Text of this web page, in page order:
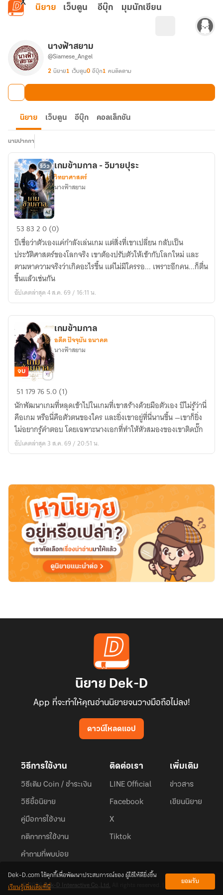
ข้ามไปยังเนื้อหาหลัก
นิยาย เว็บตูน อีบุ๊ก มุมนักเขียน
นางฟ้าสยาม
@Siamese_Angel
2 นิยาย1 เว็บตูน0 อีบุ๊ก1 คนติดตาม
นิยาย เว็บตูน อีบุ๊ก คอลเล็กชัน
นามปากกา
รีวิว
เกม
ข้าม
กาล
-
วิ
มาย
ปุระ
เกมข้ามกาล - วิมายปุระ
วิทยาศาสตร์
นางฟ้าสยาม
538320 (0)
บีเชื่อว่าตัวเองแค่กำลังเล่นเกม แต่สิ่งที่เขาเปลี่ยน กลับเป็น
ประวัติศาสตร์ของโลกจริง เขาต้องปรับตัวให้เข้ากับโลกใหม่ และ
ตามหาความจริงว่าเกิดอะไรขึ้น แต่ไม่มีใครรอ... เพราะอีกคน...ก็ตื่น
ขึ้นแล้วเช่นกัน
อัปเดตล่าสุด 4 ส.ค. 69 / 16:11 น.
เกม
ข้าม
กาล
จบ
เกมข้ามกาล
อดีต ปัจจุบัน อนาคต
นางฟ้าสยาม
51 179765.0 (1)
นักพัฒนาเกมที่หลุดเข้าไปในเกมที่เขาสร้างด้วยมือตัวเอง บีไม่รู้ว่านี่
คือเกม หรือนี่คือตัวตนของใคร และยิ่งเขาอยู่ที่นี่นานขึ้น —เขาก็ยิ่ง
ไม่อยากรู้คำตอบ โดยเฉพาะนางเอกที่ทำให้หัวสมองของเขาติดบั๊ก
อัปเดตล่าสุด 3 ส.ค. 69 / 20:51 น.
นิยาย Dek-D
App ที่จะทำให้คุณอ่านนิยายจนวางมือถือไม่ลง!
ดาวน์โหลดแอป
วิธีการใช้งาน
วิธีเติม Coin / ชำระเงิน
วิธีซื้อนิยาย
คู่มือการใช้งาน
กติกาการใช้งาน
คำถามที่พบบ่อย
ติดต่อเรา
LINE Official
Facebook
X
Tiktok
เพิ่มเติม
ข่าวสาร
เขียนนิยาย
© 2026Dek-D Interactive Co.,Ltd.
Dek-D.com ใช้คุกกี้เพื่อพัฒนาประสบการณ์ของ ผู้ใช้ให้ดียิ่งขึ้น
เรียนรู้เพิ่มเติมที่นี่
ยอมรับ